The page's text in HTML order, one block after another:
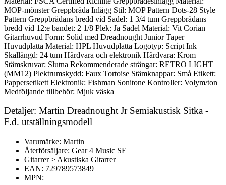
MOP-mönster Greppbräda Inlägg Stil: MOP Pattern Dots-28 Style
Pattern Greppbrädans bredd vid Sadel: 1 3/4 tum Greppbrädans
bredd vid 12:e bandet: 2 1/8 Plek: Ja Sadel Material: Vit Corian
Gitarrhuvud Form: Solid med Dreadnought Junior Taper
Huvudplatta Material: HPL Huvudplatta Logotyp: Script Ink
Skallängd: 24 tum Hårdvara och elektronik Hårdvara: Krom
Stämskruvar: Slutna Rekommenderade strängar: RETRO LIGHT
(MM12) Plektrumskydd: Faux Tortoise Stämknappar: Små Etikett:
Pappersetikett Elektronik: Fishman Sonitone Kontroller: Volym/ton
Medföljande tillbehör: Mjuk väska
Detaljer: Martin Dreadnought Jr Semiakustisk Sitka -
F.d. utställningsmodell
Varumärke: Martin
Återförsäljare: Gear 4 Music SE
Gitarrer > Akustiska Gitarrer
EAN: 729789573849
MPN: